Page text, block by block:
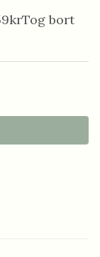
bort